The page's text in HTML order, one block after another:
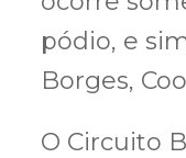
pódio, e
Borges,
O Circuito